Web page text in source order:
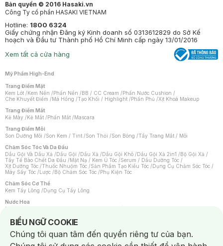
Bản quyền © 2016 Hasaki.vn
Công Ty cổ phần HASAKI VIETNAM
Hotline: 1800 6324
Giấy chứng nhận Đăng ký Kinh doanh số 0313612829 do Sở Kế
hoạch và Đầu tư Thành phố Hồ Chí Minh cấp ngày 13/01/2016
Xem tất cả cửa hàng
Mỹ Phẩm High-End
Trang Điểm Mặt
Kem Lót /Kem Nền /Phấn Nền /BB / CC Cream /Phấn Nước Cushion /
Che Khuyết Điểm /Má Hồng /Tạo Khối / Highlight /Phấn Phủ /Xịt Khoá Makeup
Trang Điểm Mắt
Kẻ Mày /Kẻ Mắt /Phấn Mắt /Mascara
Trang Điểm Môi
Son Dưỡng Môi /Son Kem / Tint /Son Thỏi /Son Bóng /Tẩy Trang Mắt / Môi
Chăm Sóc Tóc Và Da Đầu
Dầu Gội Và Dầu Xả /Dầu Gội /Dầu Xả /Dầu Gội Khô /Dầu Gội Xả 2in1 /Bộ Gội Xả /
Tẩy Tế Bào Chết Da Đầu /Mặt Nạ / Kem Ủ Tóc /Serum / Dầu Dưỡng Tóc /
Xịt Dưỡng Tóc /Thuốc Nhuộm Tóc /Sản Phẩm Tạo Kiểu Tóc /Dụng Cụ Chăm Sóc Tóc /
Máy Sấy Tóc /Lược /Bộ Chăm Sóc Tóc /Phụ Kiện Tóc
Chăm Sóc Cơ Thể
Kem Tẩy Lông /Dụng Cụ Tẩy Lông
Nước Hoa
Nước Hoa Nữ
Chăm Sóc Cá Nhân
Chống Muỗi /Khẩu Trang /Máy Massage/Mặt Nạ Xông Hơi /Nước Rửa Tay/
Sản Phẩm Chăm Sóc Khác /Bàn Chải Đánh Răng /Bàn Chải Điện/
BIỂU NGỮ COOKIE
Notice about cookies usage
Chúng tôi quan tâm đến quyền riêng tư của bạn.